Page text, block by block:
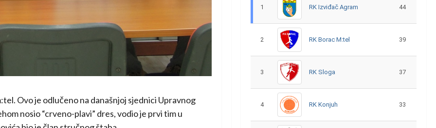
Ovo je odlučeno na današnjoj sjednici Upravnog
nosio “crveno-plavi” dres, vodio je prvi tim u
1 RK Izviđač Agram 44
2 RK Borac M:tel 39
3 RK Sloga 37
4 RK Konjuh 33